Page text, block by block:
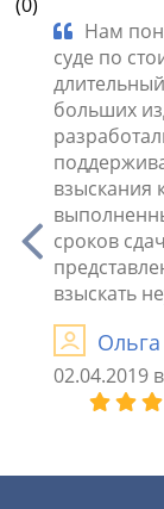
Нам
суде по
больших
взыскания
сроков
взыскать
02.04.2019